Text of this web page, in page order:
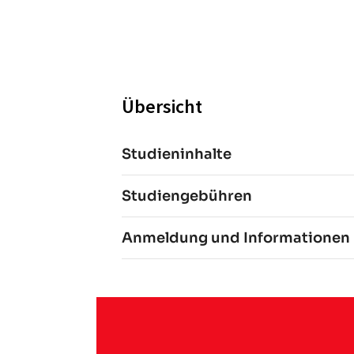
Übersicht
Studieninhalte
Studiengebühren
Anmeldung und Informationen